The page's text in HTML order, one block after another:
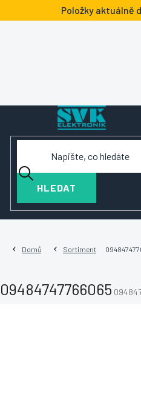
na
Položky aktuálně
HLEDAT
Domů Sortiment
09484747766065